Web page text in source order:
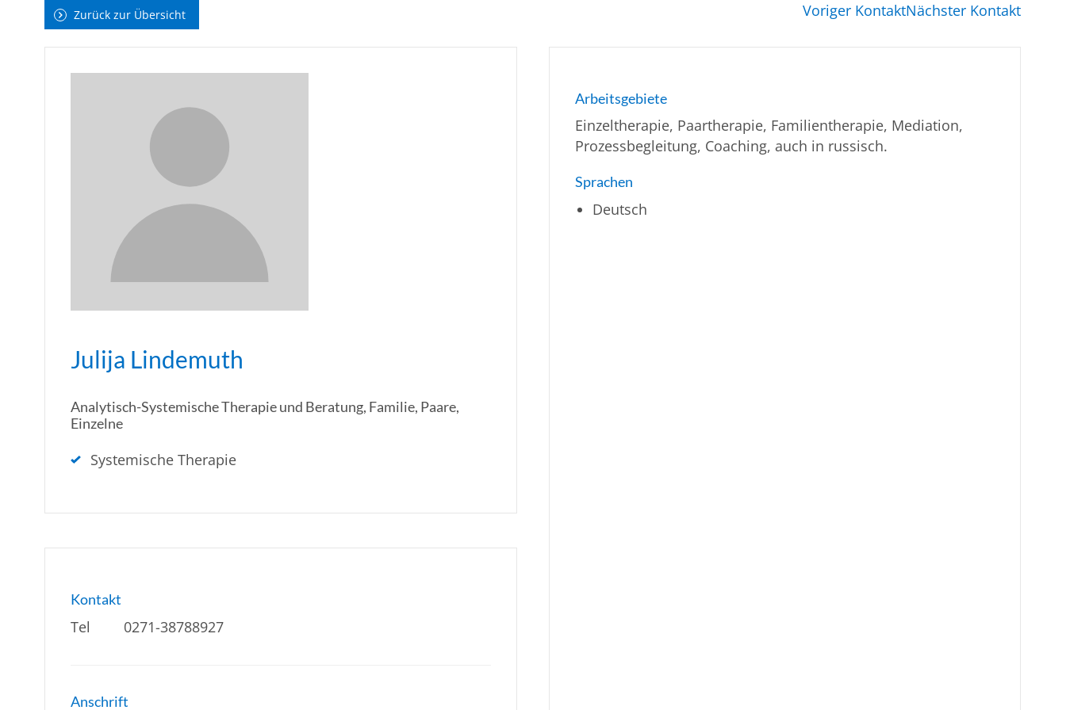
Zurück zur Übersicht Voriger KontaktNächster Kontakt
Julija Lindemuth
Analytisch-Systemische Therapie und Beratung, Familie, Paare,
Einzelne
Systemische Therapie
Kontakt
Tel 0271-38788927
Anschrift
Arbeitsgebiete
Einzeltherapie, Paartherapie, Familientherapie, Mediation,
Prozessbegleitung, Coaching, auch in russisch.
Sprachen
Deutsch